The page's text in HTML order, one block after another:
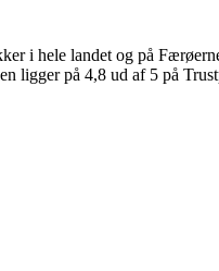
i hele landet og på
ligger på 4,8 ud af 5 på